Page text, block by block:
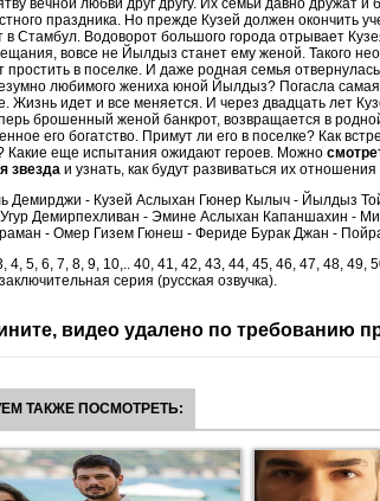
вечной любви друг другу. Их семьи давно дружат и
праздника. Но прежде Кузей должен окончить
в Стамбул. Водоворот большого города отрывает
вовсе не Йылдыз станет ему женой. Такого
простить в поселке. И даже родная семья
любимого жениха юной Йылдыз? Погасла
Жизнь идет и все меняется. И через двадцать лет
брошенный женой банкрот, возвращается в
его богатство. Примут ли его в поселке? Как
Какие еще испытания ожидают героев. Можно
звезда и узнать, как будут развиваться их
Демирджи - Кузей Аслыхан Гюнер Кылыч - Йылдыз
Демирпехливан - Эмине Аслыхан Капаншахин -
- Омер Гизем Гюнеш - Фериде Бурак Джан -
4, 5, 6, 7, 8, 9, 10,.. 40, 41, 42, 43, 44, 45, 46, 47, 48, 49,
серия (русская озвучка).
видео удалено по требованию
ТАКЖЕ ПОСМОТРЕТЬ: